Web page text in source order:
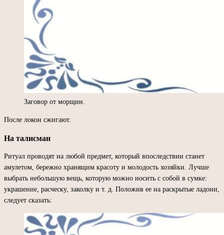
Заговор от морщин.
После локон сжигают.
На талисман
Ритуал проводят на любой предмет, который впоследствии станет
амулетом, бережно хранящим красоту и молодость хозяйки. Лучше
выбрать небольшую вещь, которую можно носить с собой в сумке:
украшение, расческу, заколку и т. д. Положив ее на раскрытые ладони,
следует сказать: